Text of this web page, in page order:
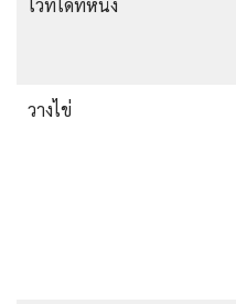
ไว้ที่ใดที่หนึ่ง
วางไข่